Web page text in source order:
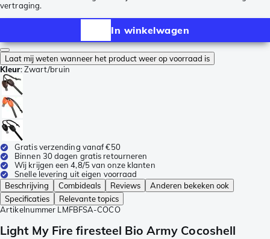
vertraging.
In winkelwagen
Laat mij weten wanneer het product weer op voorraad is
Kleur:Zwart/bruin
Gratis verzending vanaf €50
Binnen 30 dagen gratis retourneren
Wij krijgen een 4,8/5 van onze klanten
Snelle levering uit eigen voorraad
Beschrijving
Combideals Reviews
Anderen bekeken ook
Specificaties
Relevante topics
Artikelnummer LMFBFSA-COCO
Light My Fire firesteel Bio Army Cocoshell